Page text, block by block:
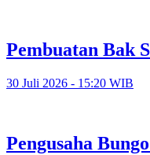
Pembuatan Bak
30 Juli 2026 - 15:20 WIB
Pengusaha